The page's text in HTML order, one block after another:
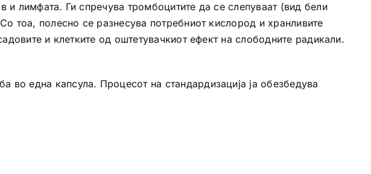
и лимфата. Ги спречува тромбоцитите да се слепуваат (вид бели
тоа, полесно се разнесува потребниот кислород и хранливите
и клетките од оштетувачкиот ефект на слободните радикали.
една капсула. Процесот на стандардизација ја обезбедува